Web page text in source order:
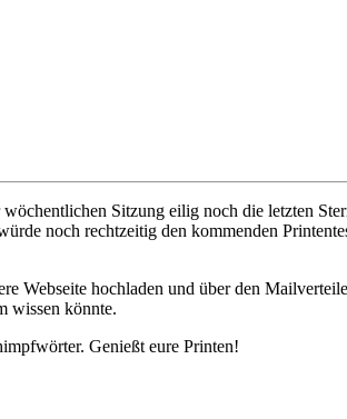
Sitzung eilig noch die letzten
noch rechtzeitig den kommenden
Webseite hochladen und über den
wissen könnte.
Genießt eure Printen!